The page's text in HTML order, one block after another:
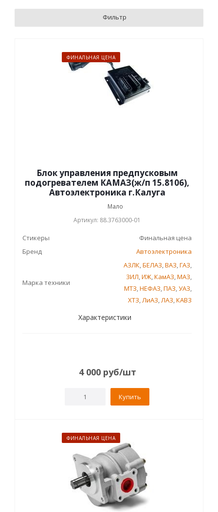
Фильтр
ФИНАЛЬНАЯ ЦЕНА
Блок управления предпусковым
подогревателем КАМАЗ(ж/п 15.8106),
Автоэлектроника г.Калуга
Мало
Артикул: 88.3763000-01
Стикеры
Финальная цена
Бренд
Автоэлектроника
Марка техники
АЗЛК,БЕЛАЗ,ВАЗ,ГАЗ,
ЗИЛ,ИЖ,КамАЗ,МАЗ,
МТЗ,НЕФАЗ,ПАЗ,УАЗ,
ХТЗ,ЛиАЗ,ЛАЗ,КАВЗ
Характеристики
4 000руб/шт
Купить
ФИНАЛЬНАЯ ЦЕНА